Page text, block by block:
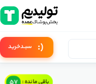
(: سبـدخرید
باقی مانده :